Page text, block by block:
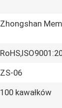
Zhongshan
ZS-06
100 kawałków